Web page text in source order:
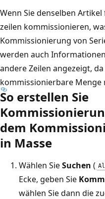
Wenn Sie denselben
zeilen kommissionieren,
Kommissionierung von
werden auch
andere Zeilen angezeigt,
kommissionierbare Menge
So erstellen Sie
dem
in Masse
Wählen SieSuchen (
Ecke, geben Sie
wählen Sie dann die